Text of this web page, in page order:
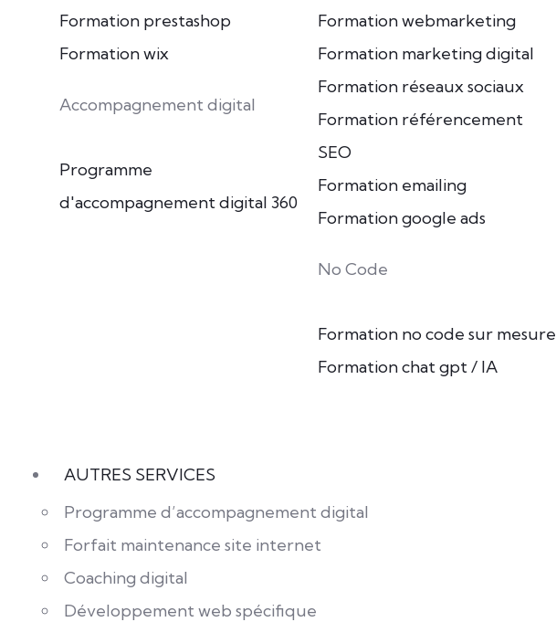
Formation prestashop
Formation wix
Accompagnement digital
Programme
d'accompagnement digital 360
Formation webmarketing
Formation marketing digital
Formation réseaux sociaux
Formation référencement
SEO
Formation emailing
Formation google ads
No Code
Formation no code sur mesure
Formation chat gpt / IA
AUTRES SERVICES
Programme d’accompagnement digital
Forfait maintenance site internet
Coaching digital
Développement web spécifique